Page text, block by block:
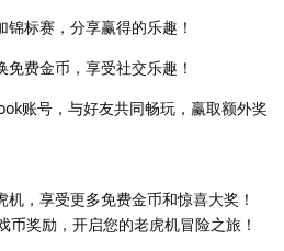
标赛，分享赢得的乐趣！
费金币，享受社交乐趣！
账号，与好友共同畅玩，赢取额外奖
，享受更多免费金币和惊喜大奖！
奖励，开启您的老虎机冒险之旅！